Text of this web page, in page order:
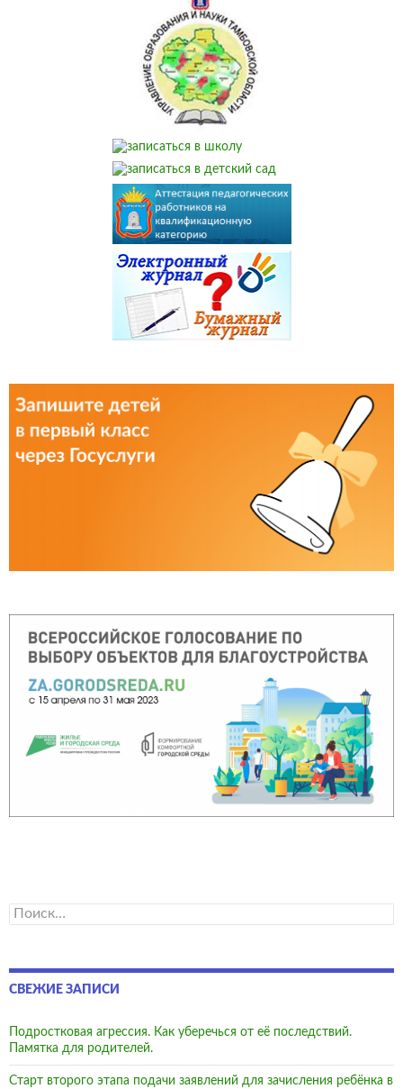
Найти:
СВЕЖИЕ ЗАПИСИ
Подростковая агрессия. Как уберечься от её последствий.
Памятка для родителей.
Старт второго этапа подачи заявлений для зачисления ребёнка в